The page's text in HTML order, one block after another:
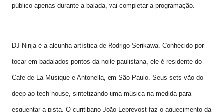
público apenas durante a balada, vai completar a programação.
DJ Ninja é a alcunha artística de Rodrigo Serikawa. Conhecido por
tocar em badalados pontos da noite paulistana, ele é residente do
Cafe de La Musique e Antonella, em São Paulo. Seus sets vão do
deep ao tech house, sintetizando uma música na medida para
esquentar a pista. O curitibano João Leprevost faz o aquecimento da